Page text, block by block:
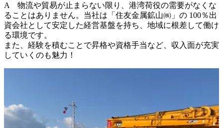
A　物流や貿易が止まらない限り、港湾荷役の需要がなくな
ることはありません。当社は「住友金属鉱山㈱」の 100％出
資会社として安定した経営基盤を持ち、地域に根差して働け
る環境です。
また、経験を積むことで昇格や資格手当など、収入面が充実
していくのも魅力！